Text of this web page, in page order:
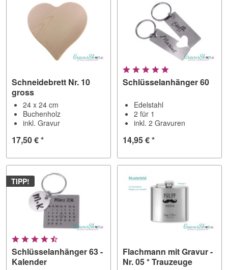
Schneidebrett Nr. 10
gross
24 x 24 cm
Buchenholz
inkl. Gravur
17,50 € *
Schlüsselanhänger 60
Edelstahl
2 für 1
inkl. 2 Gravuren
14,95 € *
TIPP!
Schlüsselanhänger 63 -
Kalender
Flachmann mit Gravur -
Nr. 05 * Trauzeuge